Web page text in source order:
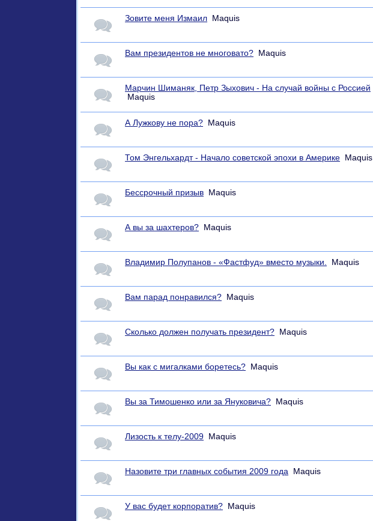
Зовите меня Измаил Maquis
Вам президентов не многовато? Maquis
Марчин Шиманяк, Петр Зыхович - На случай войны с Россией
Maquis
А Лужкову не пора? Maquis
Том Энгельхардт - Начало советской эпохи в Америке Maquis
Бессрочный призыв Maquis
А вы за шахтеров? Maquis
Владимир Полупанов - «Фастфуд» вместо музыки. Maquis
Вам парад понравился? Maquis
Сколько должен получать президент? Maquis
Вы как с мигалками боретесь? Maquis
Вы за Тимошенко или за Януковича? Maquis
Лизость к телу-2009 Maquis
Назовите три главных события 2009 года Maquis
У вас будет корпоратив? Maquis